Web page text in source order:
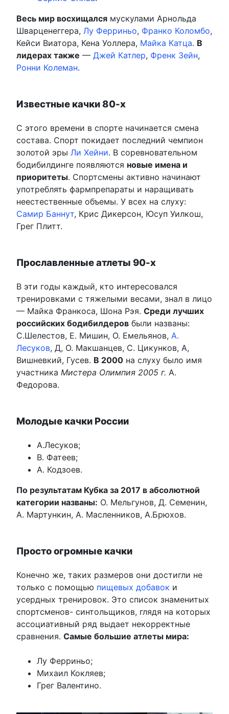
Весь мир восхищался мускулами Арнольда
Шварценеггера, Лу Ферриньо, Франко Коломбо,
Кейси Виатора, Кена Уоллера, Майка Катца. В
лидерах также — Джей Катлер, Френк Зейн,
Ронни Колеман.
Известные качки 80-х
С этого времени в спорте начинается смена
состава. Спорт покидает последний чемпион
золотой эры Ли Хейни. В соревновательном
бодибилдинге появляются новые имена и
приоритеты. Спортсмены активно начинают
употреблять фармпрепараты и наращивать
неестественные объемы. У всех на слуху:
Самир Баннут, Крис Дикерсон, Юсуп Уилкош,
Грег Плитт.
Прославленные атлеты 90-х
В эти годы каждый, кто интересовался
тренировками с тяжелыми весами, знал в лицо
— Майка Франкоса, Шона Рэя. Среди лучших
российских бодибилдеров были названы:
С.Шелестов, Е. Мишин, О. Емельянов, А.
Лесуков, Д, О. Макшанцев, С. Цикунков, А,
Вишневкий, Гусев. В 2000 на слуху было имя
участника Мистера Олимпия 2005 г. А.
Федорова.
Молодые качки России
А.Лесуков;
В. Фатеев;
А. Кодзоев.
По результатам Кубка за 2017 в абсолютной
категории названы: О. Мельгунов, Д. Семенин,
А. Мартункин, А. Масленников, А.Брюхов.
Просто огромные качки
Конечно же, таких размеров они достигли не
только с помощью пищевых добавок и
усердных тренировок. Это список знаменитых
спортсменов- синтольщиков, глядя на которых
ассоциативный ряд выдает некорректные
сравнения. Самые большие атлеты мира:
Лу Ферриньо;
Михаил Кокляев;
Грег Валентино.